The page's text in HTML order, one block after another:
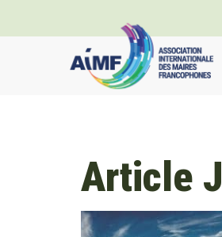
Article